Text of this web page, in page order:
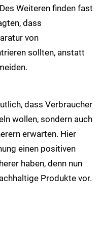
Weiteren finden fast
dass
von
sollten, anstatt
dass Verbraucher
wollen, sondern auch
erwarten. Hier
einen positiven
haben, denn nun
Produkte vor.